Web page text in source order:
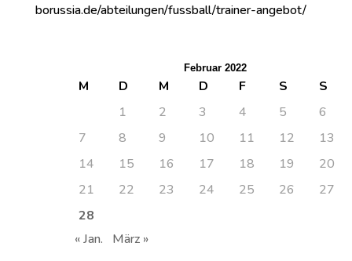
borussia.de/abteilungen/fussball/trainer-angebot/
Februar 2022
M D M D F S
S
1
2 3 4 5
6
7
8 9 10 11 12
13
14
15 16 17 18 19
20
21
22 23 24 25 26
27
28
« Jan.
März »